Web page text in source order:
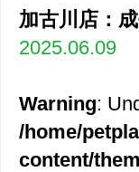
加古川店：
2025.06.09
Warning:
/home/
content/